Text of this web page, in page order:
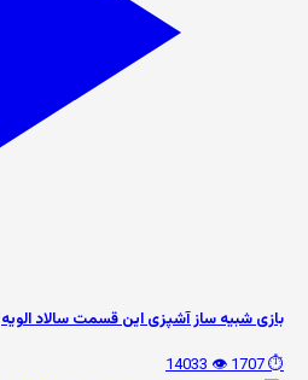
بازی شبیه ساز آشپزی این قسمت سالاد الویه
⏱️ 1707
👁️ 14033